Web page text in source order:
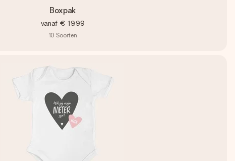
Boxpak
vanaf € 19,99
10 Soorten